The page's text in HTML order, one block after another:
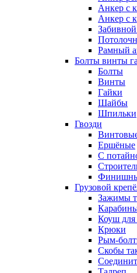
Анкер с
Анкер с
Рамный
Болты винты
Болты
Винты
Гайки
Шайбы
Шпильки
Гвозди
Ершёные
С
Грузовой
Зажимы
Коуш для
Крюки
Рым-
Скобы